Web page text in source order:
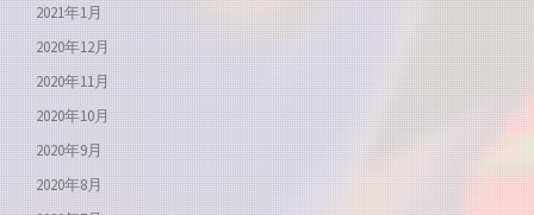
2021年1月
2020年12月
2020年11月
2020年10月
2020年9月
2020年8月